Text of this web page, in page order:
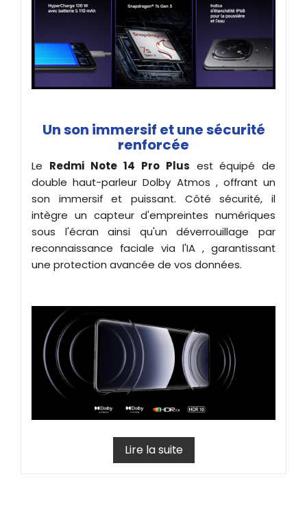
Un son immersif et une sécurité
renforcée
Le Redmi Note 14 Pro Plus est équipé de
double haut-parleur Dolby Atmos , offrant un
son immersif et puissant. Côté sécurité, il
intègre un capteur d'empreintes numériques
sous l'écran ainsi qu'un déverrouillage par
reconnaissance faciale via l'IA , garantissant
une protection avancée de vos données.
Lire la suite